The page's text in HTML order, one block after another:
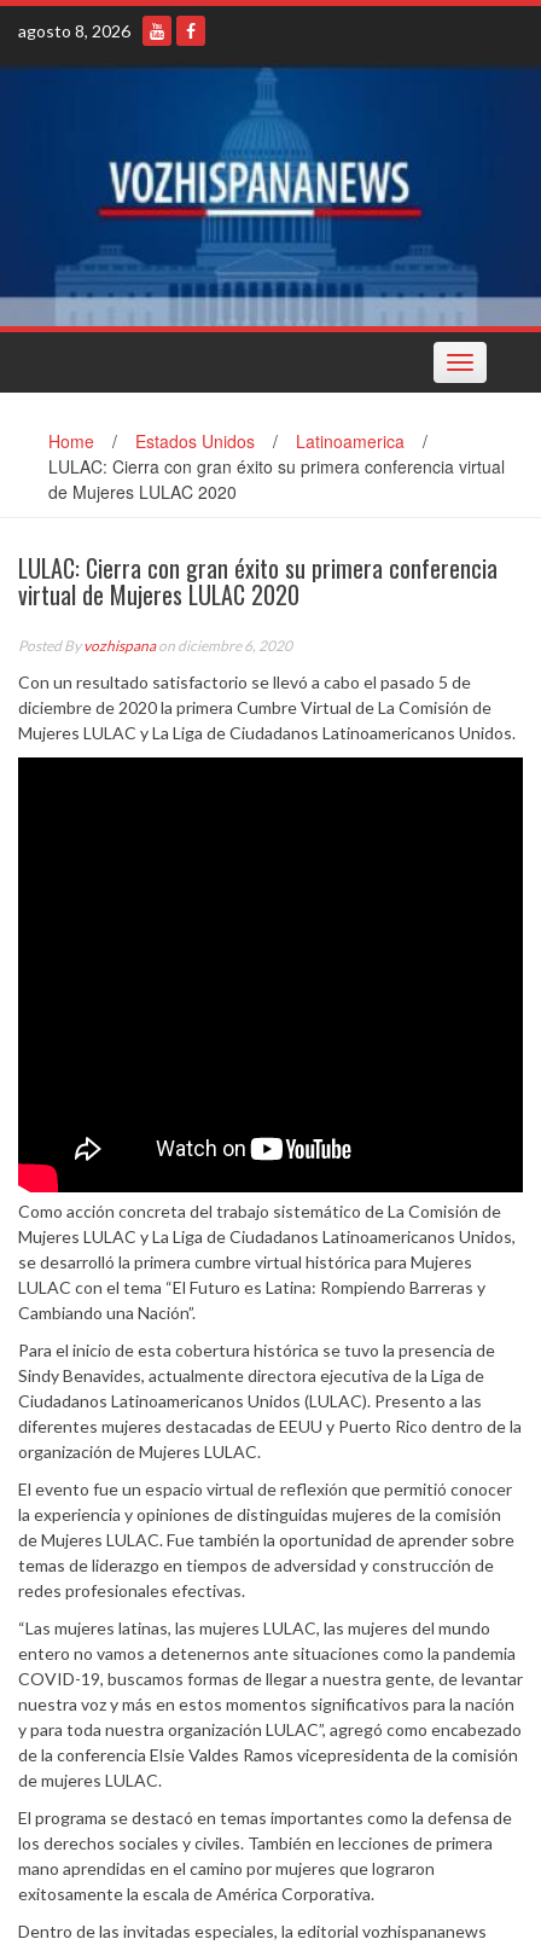
Skip
content
agosto 8, 2026
Toggle
navigation
Home / Estados Unidos / Latinoamerica
/
LULAC: Cierra con gran éxito su primera conferencia virtual
de Mujeres LULAC 2020
LULAC: Cierra con gran éxito su primera conferencia
virtual de Mujeres LULAC 2020
Posted Byvozhispanaon diciembre 6, 2020
Con un resultado satisfactorio se llevó a cabo el pasado 5 de
diciembre de 2020 la primera Cumbre Virtual de La Comisión de
Mujeres LULAC y La Liga de Ciudadanos Latinoamericanos Unidos.
Como acción concreta del trabajo sistemático de La Comisión de
Mujeres LULAC y La Liga de Ciudadanos Latinoamericanos Unidos,
se desarrolló la primera cumbre virtual histórica para Mujeres
LULAC con el tema “El Futuro es Latina: Rompiendo Barreras y
Cambiando una Nación”.
Para el inicio de esta cobertura histórica se tuvo la presencia de
Sindy Benavides, actualmente directora ejecutiva de la Liga de
Ciudadanos Latinoamericanos Unidos (LULAC). Presento a las
diferentes mujeres destacadas de EEUU y Puerto Rico dentro de la
organización de Mujeres LULAC.
El evento fue un espacio virtual de reflexión que permitió conocer
la experiencia y opiniones de distinguidas mujeres de la comisión
de Mujeres LULAC. Fue también la oportunidad de aprender sobre
temas de liderazgo en tiempos de adversidad y construcción de
redes profesionales efectivas.
“Las mujeres latinas, las mujeres LULAC, las mujeres del mundo
entero no vamos a detenernos ante situaciones como la pandemia
COVID-19, buscamos formas de llegar a nuestra gente, de levantar
nuestra voz y más en estos momentos significativos para la nación
y para toda nuestra organización LULAC”, agregó como encabezado
de la conferencia Elsie Valdes Ramos vicepresidenta de la comisión
de mujeres LULAC.
El programa se destacó en temas importantes como la defensa de
los derechos sociales y civiles. También en lecciones de primera
mano aprendidas en el camino por mujeres que lograron
exitosamente la escala de América Corporativa.
Dentro de las invitadas especiales, la editorial vozhispananews